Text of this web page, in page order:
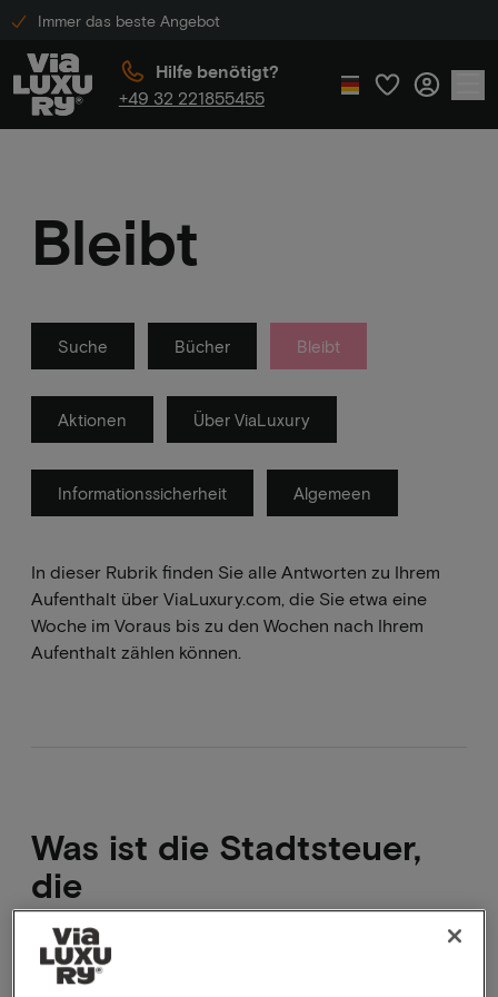
Immer das beste Angebot
Hilfe benötigt?
+49 32 221855455
Bleibt
Suche Bücher Bleibt
Aktionen Über ViaLuxury
Informationssicherheit Algemeen
In dieser Rubrik finden Sie alle Antworten zu Ihrem
Aufenthalt über ViaLuxury.com, die Sie etwa eine
Woche im Voraus bis zu den Wochen nach Ihrem
Aufenthalt zählen können.
Was ist die Stadtsteuer,
die
Stadt-/Touristensteuer?
Stadtsteuer bedeutet Stadt-/Touristensteuer. Die